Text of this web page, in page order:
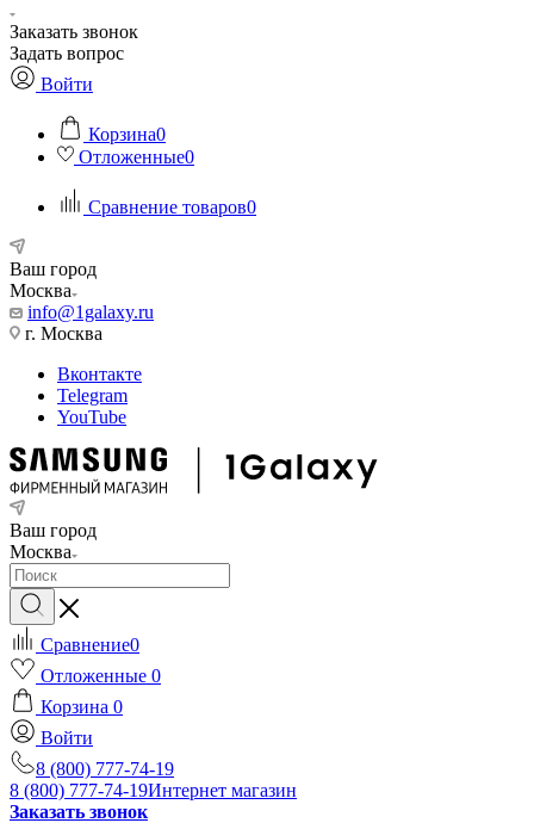
Заказать звонок
Задать вопрос
Войти
Корзина0
Отложенные0
Сравнение товаров0
Ваш город
Москва
info@1galaxy.ru
г. Москва
Вконтакте
Telegram
YouTube
Ваш город
Москва
Сравнение0
Отложенные 0
Корзина 0
Войти
8 (800) 777-74-19
8 (800) 777-74-19Интернет магазин
Заказать звонок